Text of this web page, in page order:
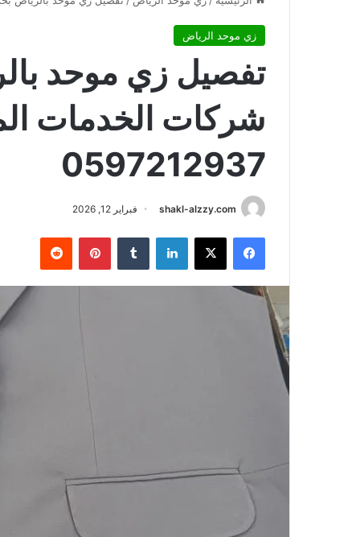
زي موحد الرياض
تفصيل زي موحد
شركات الخدمات
0597212937
shakl-alzzy.com فبراير 12, 2026
فيسبوك X لينكدإن بينتيريست